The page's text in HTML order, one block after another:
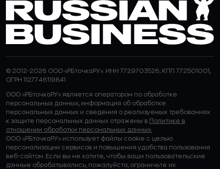
© 2012-2026 ООО «РБточкаРУ». ИНН 7729703526, КПП 772501001,
ОГРН 1127746119841
ООО «РБточкаРУ» является оператором по обработке
персональных данных, информация об обработке
персональных данных и сведения о реализуемых требованиях
к защите персональных данных отражены в Политике в
отношении обработки персональных данных.
ООО «РБточкаРУ» использует файлы cookie с целью
персонализации сервисов и повышения удобства пользования
веб-сайтом. Если вы не хотите, чтобы ваши пользовательские
данные обрабатывались, пожалуйста, ограничьте их